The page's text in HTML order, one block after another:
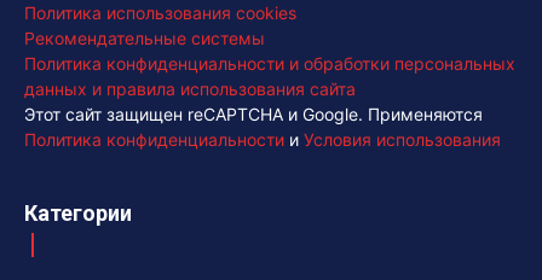
Политика использования cookies
Рекомендательные системы
Политика конфиденциальности и обработки персональных
данных и правила использования сайта
Этот сайт защищен reCAPTCHA и Google. Применяются
Политика конфиденциальности и Условия использования
Категории